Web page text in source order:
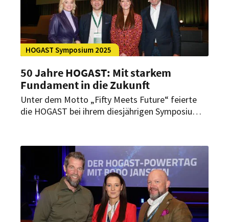
HOGAST Symposium 2025
50 Jahre HOGAST: Mit starkem
Fundament in die Zukunft
Unter dem Motto „Fifty Meets Future“ feierte
die HOGAST bei ihrem diesjährigen Symposium in
Hoteliers, Gastronomen und Lieferpartner
kamen zusammen, um Impulse für die Zukunft
der Branche zu gewinnen.